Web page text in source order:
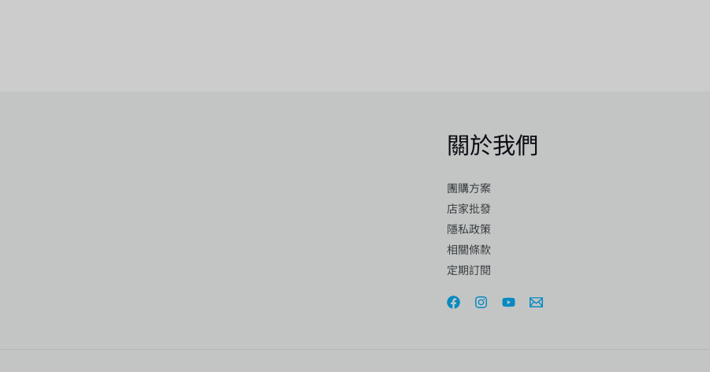
關於我們
團購方案
店家批發
隱私政策
相關條款
定期訂閱